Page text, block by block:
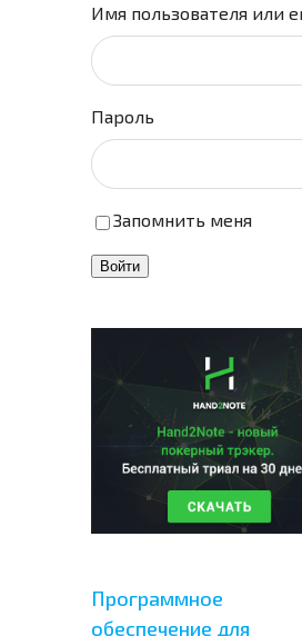
Имя пользователя или
Пароль
Запомнить меня
Войти
Программное
обеспечение для